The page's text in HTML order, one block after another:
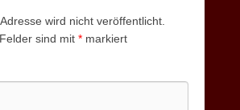
wird nicht veröffentlicht.
sind mit * markiert